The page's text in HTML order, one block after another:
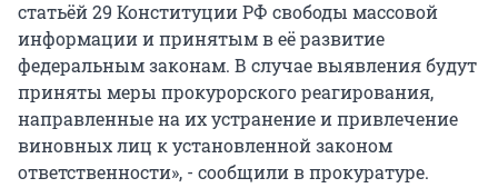
статьёй 29 Конституции РФ свободы массовой
информации и принятым в её развитие
федеральным законам. В случае выявления будут
приняты меры прокурорского реагирования,
направленные на их устранение и привлечение
виновных лиц к установленной законом
ответственности», - сообщили в прокуратуре.